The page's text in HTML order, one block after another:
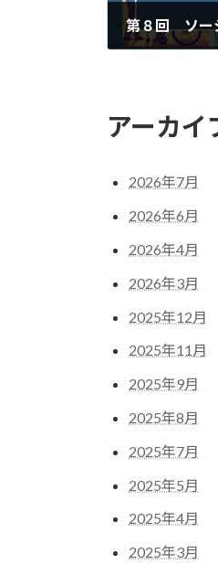
第８回 ソー
アーカイ
2026年7月
2026年6月
2026年4月
2026年3月
2025年12月
2025年11月
2025年9月
2025年8月
2025年7月
2025年5月
2025年4月
2025年3月